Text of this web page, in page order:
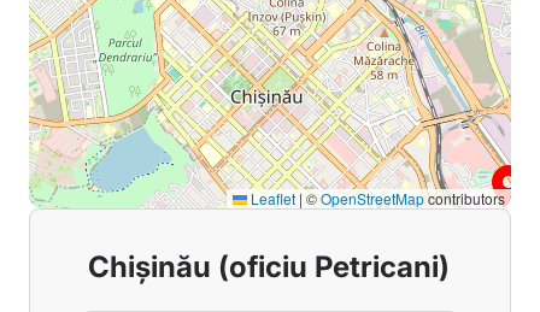
Chișinău (oficiu Petricani)
Leaflet |©OpenStreetMapcontributors